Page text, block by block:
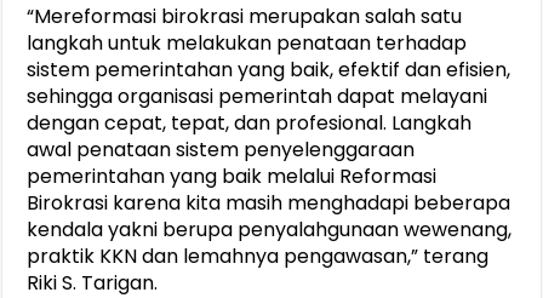
“Mereformasi birokrasi merupakan salah satu
langkah untuk melakukan penataan terhadap
sistem pemerintahan yang baik, efektif dan efisien,
sehingga organisasi pemerintah dapat melayani
dengan cepat, tepat, dan profesional. Langkah
awal penataan sistem penyelenggaraan
pemerintahan yang baik melalui Reformasi
Birokrasi karena kita masih menghadapi beberapa
kendala yakni berupa penyalahgunaan wewenang,
praktik KKN dan lemahnya pengawasan,” terang
Riki S. Tarigan.